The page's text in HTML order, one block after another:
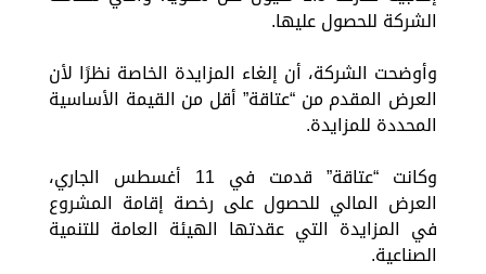
الشركة للحصول عليها.
وأوضحت الشركة، أن إلغاء المزايدة الخاصة نظرًا لأن
العرض المقدم من “عتاقة” أقل من القيمة الأساسية
المحددة للمزايدة.
وكانت “عتاقة” قدمت في 11 أغسطس الجاري،
العرض المالي للحصول على رخصة إقامة المشروع
في المزايدة التي عقدتها الهيئة العامة للتنمية
الصناعية.